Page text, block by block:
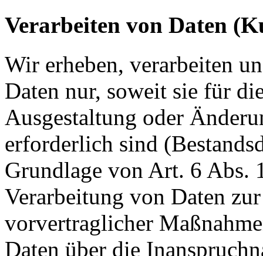
Verarbeiten von Daten
Wir erheben, verarbeiten
Daten nur, soweit sie für
Ausgestaltung oder
erforderlich sind
Grundlage von Art. 6 Abs.
Verarbeitung von Daten
vorvertraglicher
Daten über die